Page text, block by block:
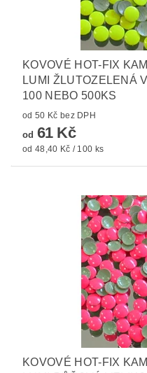
KOVOVÉ HOT-FIX
LUMI ŽLUTOZELENÁ
100 NEBO 500KS
od 50 Kč bez DPH
od 61 Kč
od 48,40 Kč / 100 ks
KOVOVÉ HOT-FIX